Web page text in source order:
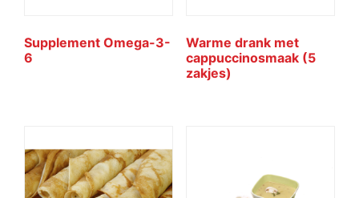
Supplement Omega-3-
6
Warme drank met
cappuccinosmaak (5
zakjes)